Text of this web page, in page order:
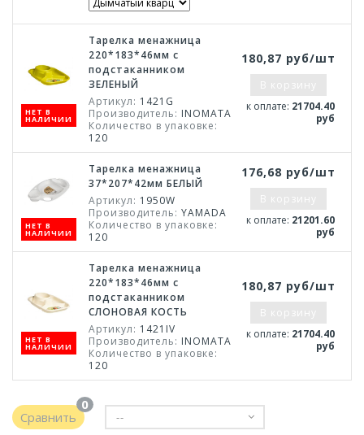
НЕТ В
НАЛИЧИИ
Тарелка менажница
220*183*46мм с
подстаканником
ЗЕЛЕНЫЙ
Артикул: 1421G
Производитель: INOMATA
Количество в упаковке:
120
180,87 руб/шт
В корзину
к оплате: 21704.40
руб
НЕТ В
НАЛИЧИИ
Тарелка менажница
37*207*42мм БЕЛЫЙ
Артикул: 1950W
Производитель: YAMADA
Количество в упаковке:
120
176,68 руб/шт
В корзину
к оплате: 21201.60
руб
НЕТ В
НАЛИЧИИ
Тарелка менажница
220*183*46мм с
подстаканником
СЛОНОВАЯ КОСТЬ
Артикул: 1421IV
Производитель: INOMATA
Количество в упаковке:
120
180,87 руб/шт
В корзину
к оплате: 21704.40
руб
Сравнить
0
--